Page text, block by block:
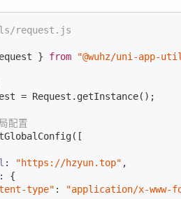
request.js
} from "@wuhz/uni-app-
= Request.getInstance();
配置
: "https://hzyun.top" ,
: {
type" :
"application/x-www-